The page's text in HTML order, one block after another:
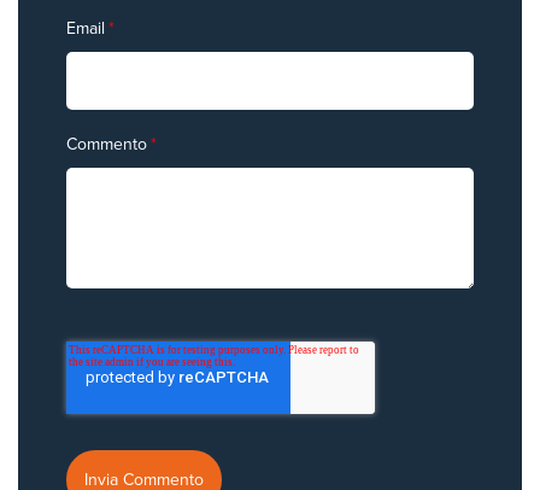
Email *
Commento*